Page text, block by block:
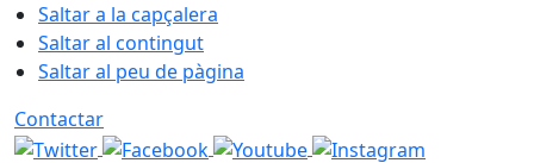
Saltar a la capçalera
Saltar al contingut
Saltar al peu de pàgina
Contactar